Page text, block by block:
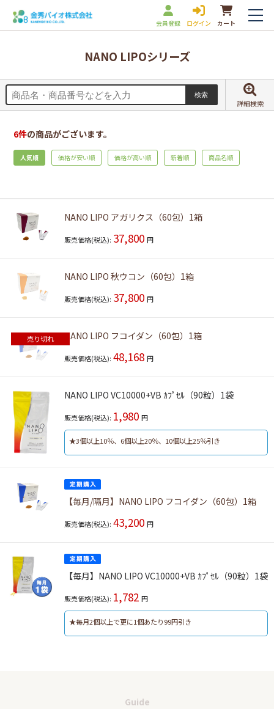
会員登録 ログイン カート
NANO LIPOシリーズ
詳細検索
6件の商品がございます。
人気順 価格が安い順 価格が高い順 新着順 商品名順
NANO LIPO アガリクス（60包）1箱
販売価格(税込): 37,800 円
NANO LIPO 秋ウコン（60包）1箱
販売価格(税込): 37,800 円
NANO LIPO フコイダン（60包）1箱
販売価格(税込): 48,168 円
売り切れ
NANO LIPO VC10000+VB ｶﾌﾟｾﾙ（90粒）1袋
販売価格(税込): 1,980 円
★3個以上10％、6個以上20％、10個以上25％引き
【毎月/隔月】NANO LIPO フコイダン（60包）1箱
販売価格(税込): 43,200 円
【毎月】NANO LIPO VC10000+VB ｶﾌﾟｾﾙ（90粒）1袋
販売価格(税込): 1,782 円
★毎月2個以上で更に1個あたり99円引き
Guide